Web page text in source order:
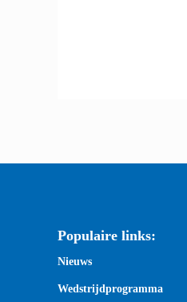
Populaire links:
Nieuws
Wedstrijdprogramma